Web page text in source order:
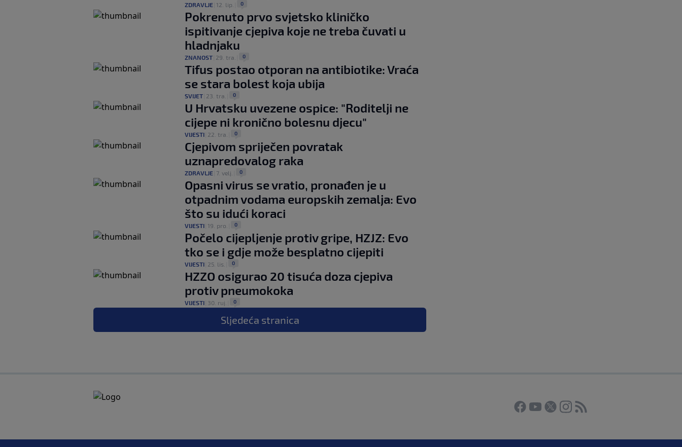
ZDRAVLJE 12. lip. 0
Pokrenuto prvo svjetsko kliničko
ispitivanje cjepiva koje ne treba čuvati u
hladnjaku
ZNANOST 29. tra. 0
Tifus postao otporan na antibiotike: Vraća
se stara bolest koja ubija
SVIJET 23. tra. 0
U Hrvatsku uvezene ospice: "Roditelji ne
cijepe ni kronično bolesnu djecu"
VIJESTI 22. tra. 0
Cjepivom spriječen povratak
uznapredovalog raka
ZDRAVLJE 7. velj. 0
Opasni virus se vratio, pronađen je u
otpadnim vodama europskih zemalja: Evo
što su idući koraci
VIJESTI 19. pro. 0
Počelo cijepljenje protiv gripe, HZJZ: Evo
tko se i gdje može besplatno cijepiti
VIJESTI 25. lis. 0
HZZO osigurao 20 tisuća doza cjepiva
protiv pneumokoka
VIJESTI 30. ruj. 0
Sljedeća stranica